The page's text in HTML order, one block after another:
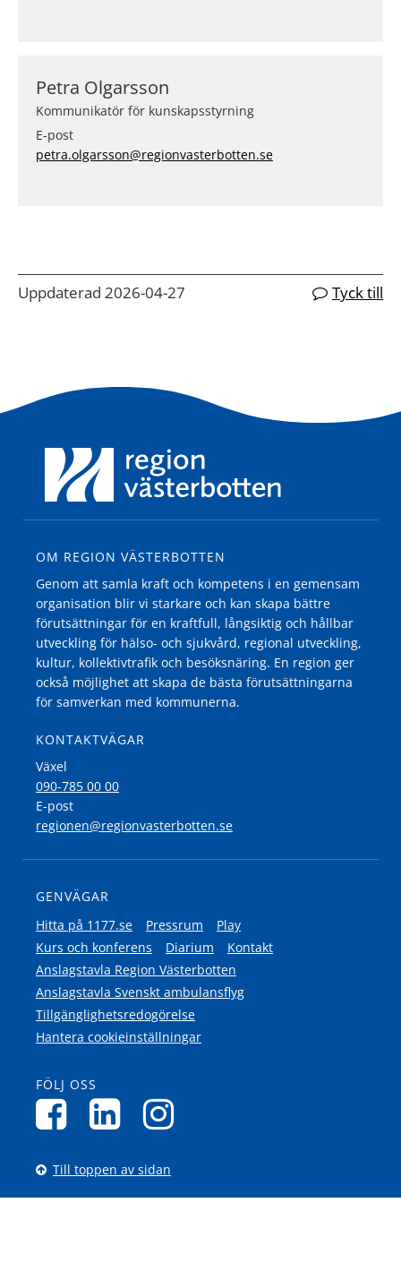
Petra Olgarsson
Kommunikatör för kunskapsstyrning
E-post
petra.olgarsson@regionvasterbotten.se
Uppdaterad 2026-04-27 Tyck till
OM REGION VÄSTERBOTTEN
Genom att samla kraft och kompetens i en gemensam
organisation blir vi starkare och kan skapa bättre
förutsättningar för en kraftfull, långsiktig och hållbar
utveckling för hälso- och sjukvård, regional utveckling,
kultur, kollektivtrafik och besöksnäring. En region ger
också möjlighet att skapa de bästa förutsättningarna
för samverkan med kommunerna.
KONTAKTVÄGAR
Växel
090-785 00 00
E-post
regionen@regionvasterbotten.se
GENVÄGAR
Hitta på 1177.se
Pressrum
Play
Kurs och konferens
Diarium
Kontakt
Anslagstavla Region Västerbotten
Anslagstavla Svenskt ambulansflyg
Tillgänglighetsredogörelse
Hantera cookieinställningar
FÖLJ OSS
Till toppen av sidan